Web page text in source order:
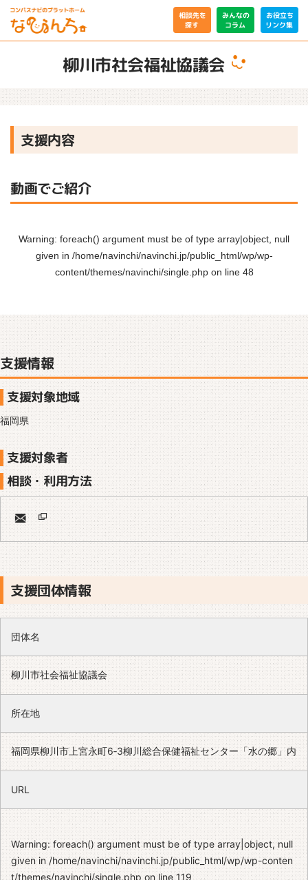
相談先を
探す
みんなの
コラム
お役立ち
リンク集
柳川市社会福祉協議会
支援内容
動画でご紹介
Warning: foreach() argument must be of type array|object, null
given in /home/navinchi/navinchi.jp/public_html/wp/wp-
content/themes/navinchi/single.phpon line 48
支援情報
支援対象地域
福岡県
支援対象者
相談・利用方法
支援団体情報
団体名
柳川市社会福祉協議会
所在地
福岡県柳川市上宮永町6‐3柳川総合保健福祉センター「水の郷」内
URL
Warning: foreach() argument must be of type array|object, null
given in/home/navinchi/navinchi.jp/public_html/wp/wp-conten
t/themes/navinchi/single.php on line119